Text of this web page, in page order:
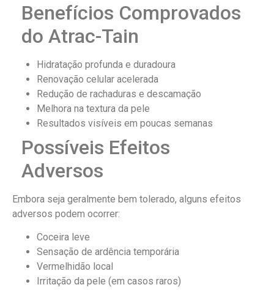
Benefícios Comprovados
do Atrac-Tain
Hidratação profunda e duradoura
Renovação celular acelerada
Redução de rachaduras e descamação
Melhora na textura da pele
Resultados visíveis em poucas semanas
Possíveis Efeitos
Adversos
Embora seja geralmente bem tolerado, alguns efeitos
adversos podem ocorrer:
Coceira leve
Sensação de ardência temporária
Vermelhidão local
Irritação da pele (em casos raros)